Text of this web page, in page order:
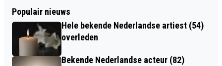
Populair nieuws
Hele bekende Nederlandse artiest (54)
overleden
Bekende Nederlandse acteur (82)